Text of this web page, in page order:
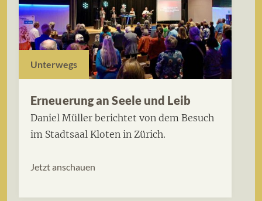
Unterwegs
Erneuerung an Seele und Leib
Daniel Müller berichtet von dem Besuch
im Stadtsaal Kloten in Zürich.
Jetzt anschauen